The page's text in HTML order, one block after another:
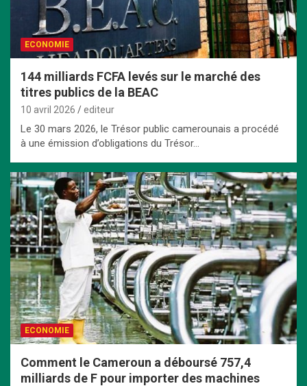
ECONOMIE
144 milliards FCFA levés sur le marché des
titres publics de la BEAC
10 avril 2026 editeur
Le 30 mars 2026, le Trésor public camerounais a procédé
à une émission d’obligations du Trésor…
ECONOMIE
Comment le Cameroun a déboursé 757,4
milliards de F pour importer des machines